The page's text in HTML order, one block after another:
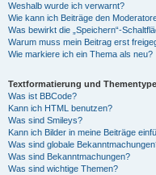
Weshalb wurde ich verwarnt?
Wie kann ich Beiträge den
Was bewirkt die „Speichern“-
Warum muss mein Beitrag erst
Wie markiere ich ein Thema als neu?
Textformatierung und
Was ist BBCode?
Kann ich HTML benutzen?
Was sind Smileys?
Kann ich Bilder in meine Beiträge
Was sind globale
Was sind Bekanntmachungen?
Was sind wichtige Themen?